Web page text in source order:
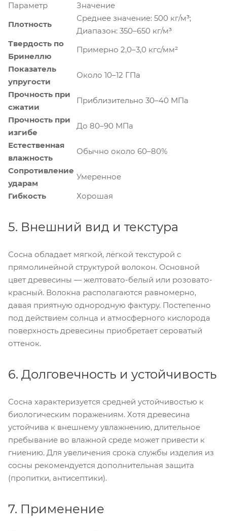
Параметр
Значение
Плотность
Среднее значение: 500 кг/м³;
Диапазон: 350–650 кг/м³
Твердость по
Бринеллю
Примерно 2,0–3,0 кгс/мм²
Показатель
упругости
Около 10–12 ГПа
Прочность при
сжатии
Приблизительно 30–40 МПа
Прочность при
изгибе
До 80–90 МПа
Естественная
влажность
Обычно около 60–80%
Сопротивление
ударам
Умеренное
Гибкость
Хорошая
5. Внешний вид и текстура
Сосна обладает мягкой, лёгкой текстурой с
прямолинейной структурой волокон. Основной
цвет древесины — желтовато-белый или розовато-
красный. Волокна располагаются равномерно,
давая приятную однородную фактуру. Постепенно
под действием солнца и атмосферного кислорода
поверхность древесины приобретает сероватый
оттенок.
6. Долговечность и устойчивость
Сосна характеризуется средней устойчивостью к
биологическим поражениям. Хотя древесина
устойчива к внешнему увлажнению, длительное
пребывание во влажной среде может привести к
гниению. Для увеличения срока службы изделия из
сосны рекомендуется дополнительная защита
(пропитки, антисептики).
7. Применение